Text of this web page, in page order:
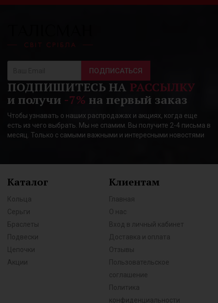
ПОДПИСАТЬСЯ
ПОДПИШИТЕСЬ НА РАССЫЛКУ
и получи -7% на первый заказ
Чтобы узнавать о наших распродажах и акциях, когда еще
есть из чего выбрать. Мы не спамим. Вы получите 2-4 письма в
месяц. Только с самыми важными и интересными новостями
Каталог
Кольца
Серьги
Браслеты
Подвески
Цепочки
Акции
Клиентам
Главная
О нас
Вход в личный кабинет
Доставка и оплата
Отзывы
Пользовательское
соглашение
Политика
конфиденциальности